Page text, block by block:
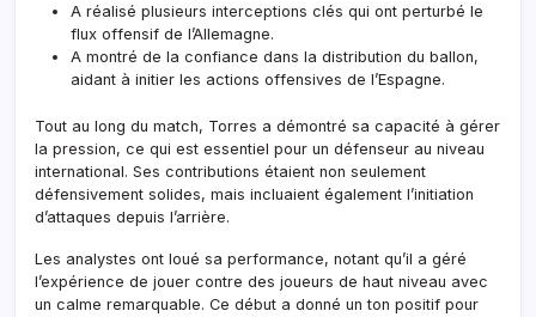
A réalisé plusieurs interceptions clés qui ont perturbé le
flux offensif de l’Allemagne.
A montré de la confiance dans la distribution du ballon,
aidant à initier les actions offensives de l’Espagne.
Tout au long du match, Torres a démontré sa capacité à gérer
la pression, ce qui est essentiel pour un défenseur au niveau
international. Ses contributions étaient non seulement
défensivement solides, mais incluaient également l’initiation
d’attaques depuis l’arrière.
Les analystes ont loué sa performance, notant qu’il a géré
l’expérience de jouer contre des joueurs de haut niveau avec
un calme remarquable. Ce début a donné un ton positif pour